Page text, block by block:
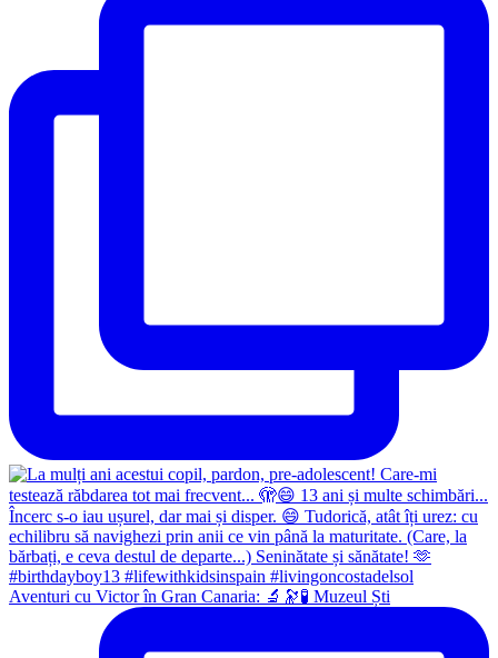
Aventuri cu Victor în Gran Canaria: 🔬🔭🧪 Muzeul Ști